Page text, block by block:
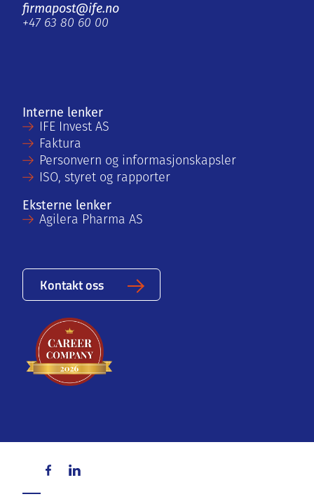
firmapost@ife.no
+47 63 80 60 00
Interne lenker
IFE Invest AS
Faktura
Personvern og informasjonskapsler
ISO, styret og rapporter
Eksterne lenker
Agilera Pharma AS
Kontakt oss